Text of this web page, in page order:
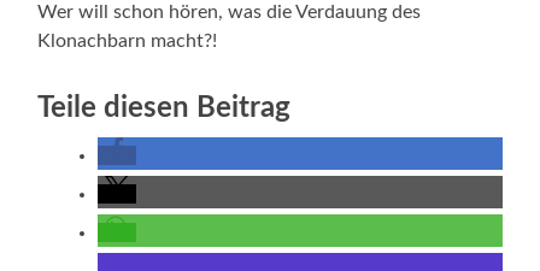
Wer will schon hören, was die Verdauung des
Klonachbarn macht?!
Teile diesen Beitrag